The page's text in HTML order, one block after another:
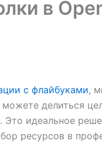
в
с флайбуками,
делиться
. Это идеальное
ресурсов в